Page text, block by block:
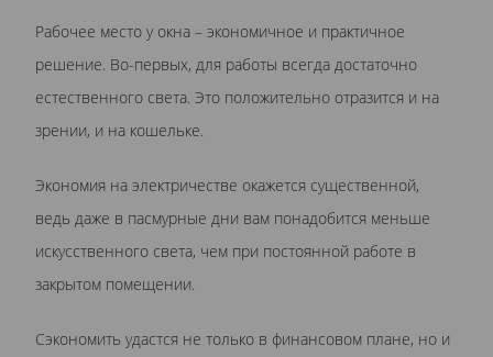
Рабочее место у окна – экономичное и практичное
решение. Во-первых, для работы всегда достаточно
естественного света. Это положительно отразится и на
зрении, и на кошельке.
Экономия на электричестве окажется существенной,
ведь даже в пасмурные дни вам понадобится меньше
искусственного света, чем при постоянной работе в
закрытом помещении.
Сэкономить удастся не только в финансовом плане, но и